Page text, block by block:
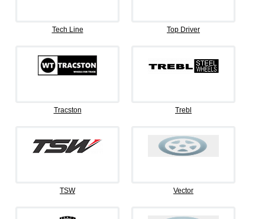
Tech Line Top Driver
Tracston Trebl
TSW Vector